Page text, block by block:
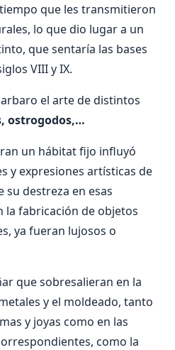
que les transmitieron
lo que dio lugar a un
que sentaría las bases
VIII y IX.
el arte de distintos
ostrogodos,…
un hábitat fijo influyó
y expresiones artísticas de
su destreza en esas
la fabricación de objetos
ya fueran lujosos o
que sobresalieran en la
y el moldeado, tanto
y joyas como en las
como la